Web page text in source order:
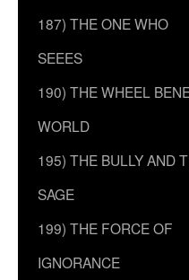
187) THE ONE WHO
SEEES
190) THE WHEEL
WORLD
195) THE BULLY AND
SAGE
199) THE FORCE OF
IGNORANCE